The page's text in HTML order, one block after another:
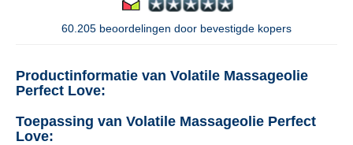
60.205 beoordelingen door bevestigde kopers
Productinformatie van Volatile Massageolie
Perfect Love:
Toepassing van Volatile Massageolie Perfect
Love: